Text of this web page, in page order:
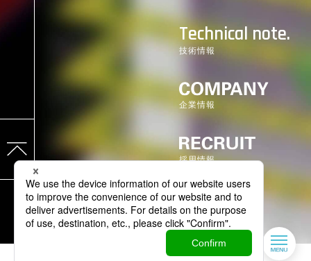
Technical note.
技術情報
企業情報
採用情報